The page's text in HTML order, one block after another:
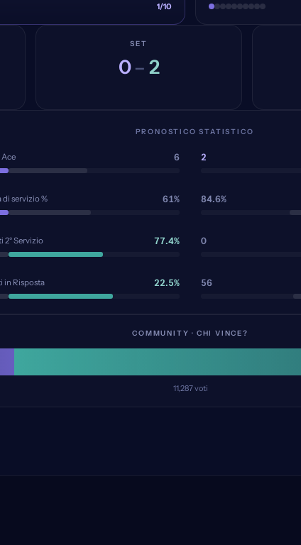
1/10
SET
0 – 2
PRONOSTICO STATISTICO
Ace 6 2
di servizio % 61% 84.6%
2° Servizio 77.4% 0
in Risposta 22.5% 56
COMMUNITY · CHI VINCE?
11,287voti